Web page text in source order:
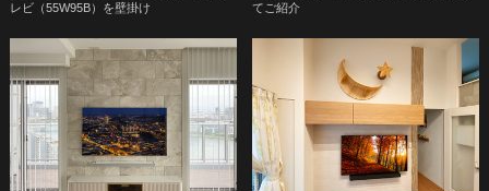
レビ（55W95B）を壁掛け
てご紹介